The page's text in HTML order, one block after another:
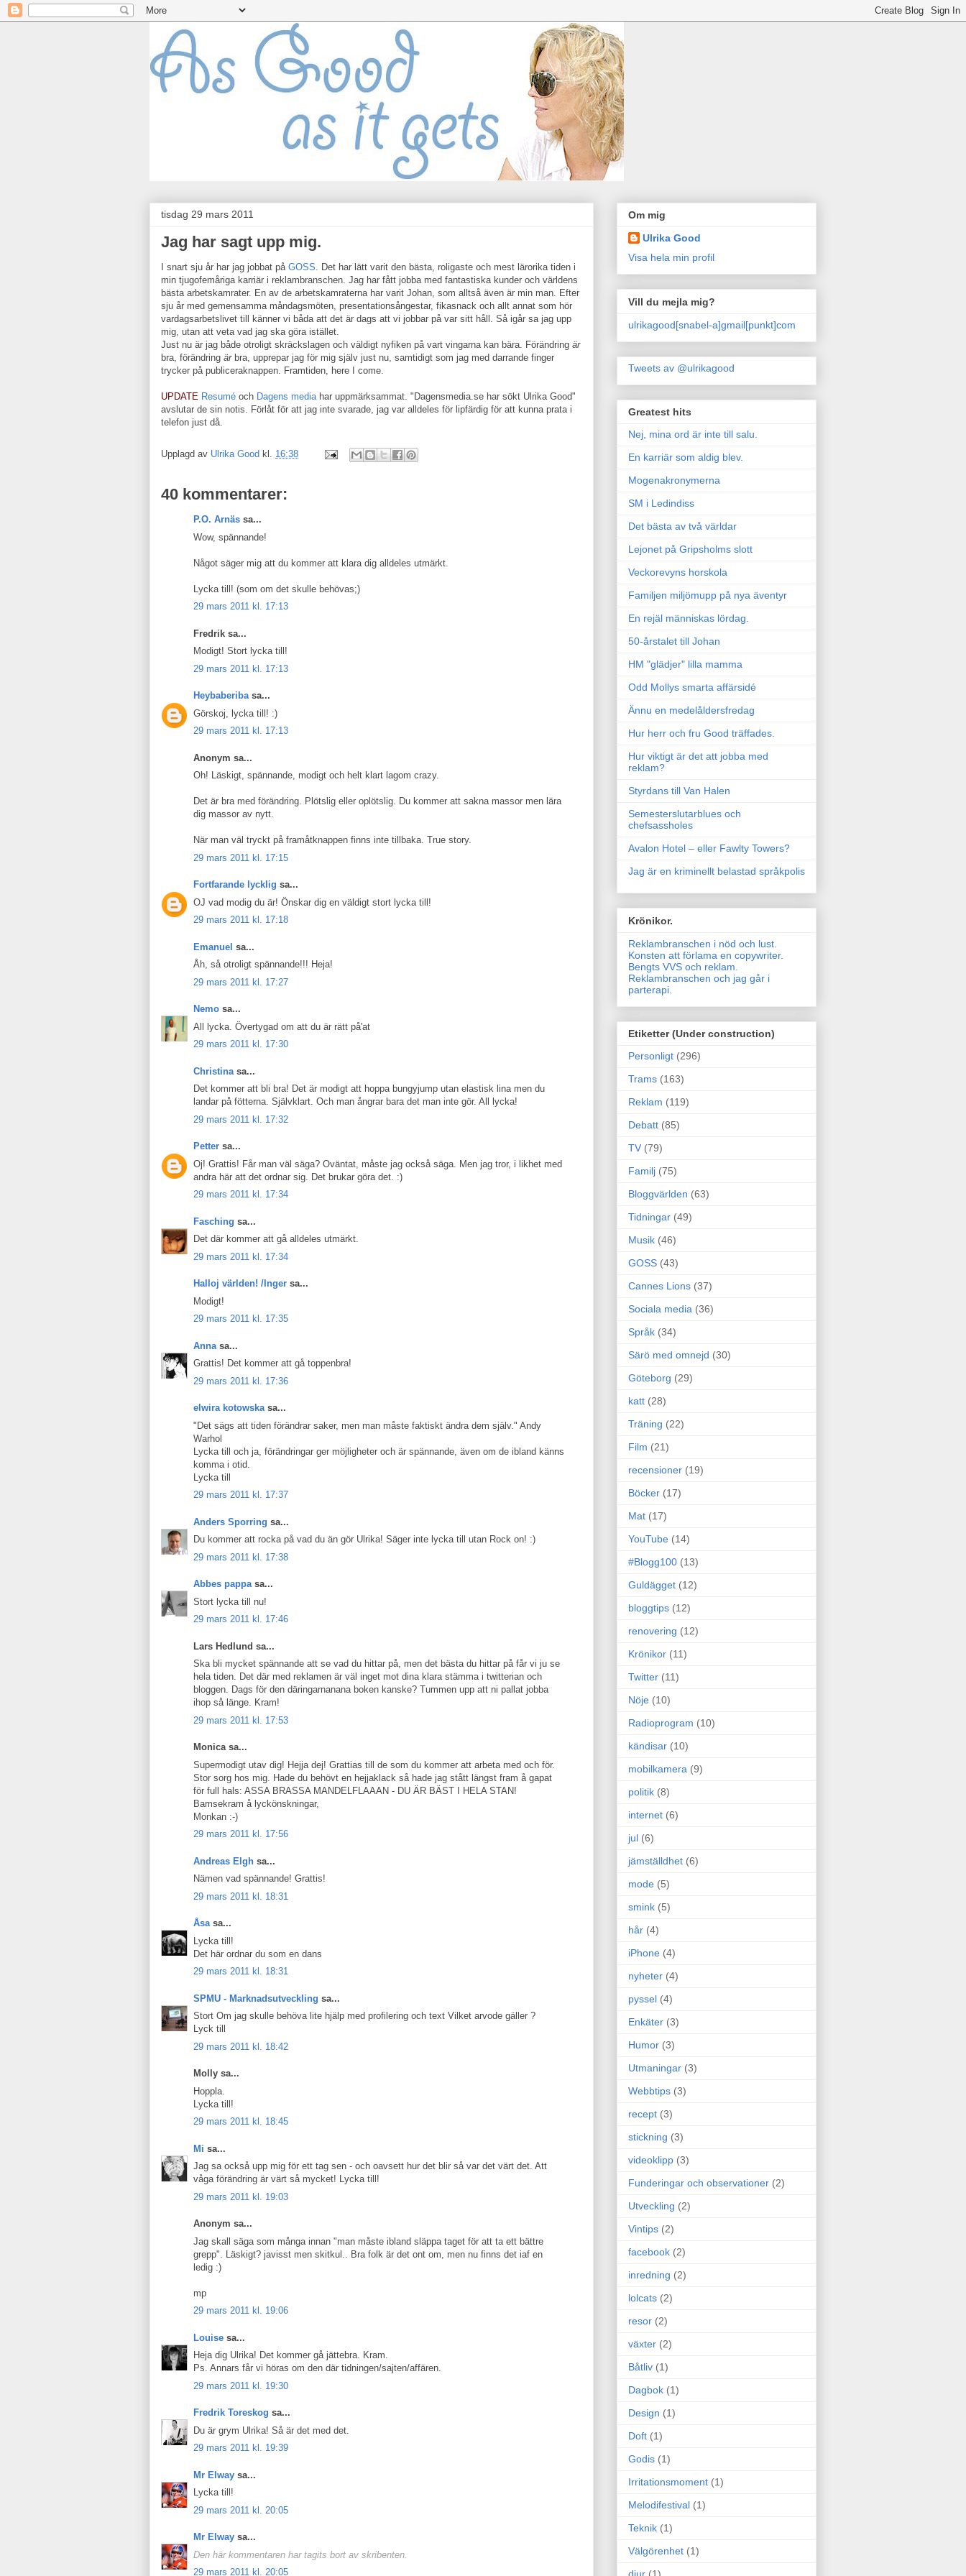
tisdag 29 mars 2011
Jag har sagt upp mig.
I snart sju år har jag jobbat på GOSS. Det har lätt varit den bästa, roligaste och mest lärorika tiden i
min tjugofemåriga karriär i reklambranschen. Jag har fått jobba med fantastiska kunder och världens
bästa arbetskamrater. En av de arbetskamraterna har varit Johan, som alltså även är min man. Efter
sju år med gemensamma måndagsmöten, presentationsångestar, fikasnack och allt annat som hör
vardagsarbetslivet till känner vi båda att det är dags att vi jobbar på var sitt håll. Så igår sa jag upp
mig, utan att veta vad jag ska göra istället.
Just nu är jag både otroligt skräckslagen och väldigt nyfiken på vart vingarna kan bära. Förändring är
bra, förändring ärbra, upprepar jag för mig själv just nu, samtidigt som jag med darrande finger
trycker på publiceraknappen. Framtiden, here I come.
UPDATE Resumé och Dagens mediahar uppmärksammat. "Dagensmedia.se har sökt Ulrika Good"
avslutar de sin notis. Förlåt för att jag inte svarade, jag var alldeles för lipfärdig för att kunna prata i
telefon just då.
Upplagd av Ulrika Good kl. 16:38
40 kommentarer:
P.O. Arnäs sa...
Wow, spännande!
Något säger mig att du kommer att klara dig alldeles utmärkt.
Lycka till! (som om det skulle behövas;)
29 mars 2011 kl. 17:13
Fredrik sa...
Modigt! Stort lycka till!
29 mars 2011 kl. 17:13
Heybaberibasa...
Görskoj, lycka till! :)
29 mars 2011 kl. 17:13
Anonym sa...
Oh! Läskigt, spännande, modigt och helt klart lagom crazy.
Det är bra med förändring. Plötslig eller oplötslig. Du kommer att sakna massor men lära
dig massor av nytt.
När man väl tryckt på framåtknappen finns inte tillbaka. True story.
29 mars 2011 kl. 17:15
Fortfarande lycklig sa...
OJ vad modig du är! Önskar dig en väldigt stort lycka till!
29 mars 2011 kl. 17:18
Emanuel sa...
Åh, så otroligt spännande!!! Heja!
29 mars 2011 kl. 17:27
Nemo sa...
All lycka. Övertygad om att du är rätt på'at
29 mars 2011 kl. 17:30
Christina sa...
Det kommer att bli bra! Det är modigt att hoppa bungyjump utan elastisk lina men du
landar på fötterna. Självklart. Och man ångrar bara det man inte gör. All lycka!
29 mars 2011 kl. 17:32
Petter sa...
Oj! Grattis! Får man väl säga? Oväntat, måste jag också säga. Men jag tror, i likhet med
andra här att det ordnar sig. Det brukar göra det. :)
29 mars 2011 kl. 17:34
Fasching sa...
Det där kommer att gå alldeles utmärkt.
29 mars 2011 kl. 17:34
Halloj världen! /Inger sa...
Modigt!
29 mars 2011 kl. 17:35
Anna sa...
Grattis! Det kommer att gå toppenbra!
29 mars 2011 kl. 17:36
elwira kotowskasa...
"Det sägs att tiden förändrar saker, men man måste faktiskt ändra dem själv." Andy
Warhol
Lycka till och ja, förändringar ger möjligheter och är spännande, även om de ibland känns
komma i otid.
Lycka till
29 mars 2011 kl. 17:37
Anders Sporring sa...
Du kommer att rocka på vad du än gör Ulrika! Säger inte lycka till utan Rock on! :)
29 mars 2011 kl. 17:38
Abbes pappasa...
Stort lycka till nu!
29 mars 2011 kl. 17:46
Lars Hedlund sa...
Ska bli mycket spännande att se vad du hittar på, men det bästa du hittar på får vi ju se
hela tiden. Det där med reklamen är väl inget mot dina klara stämma i twitterian och
bloggen. Dags för den däringarnanana boken kanske? Tummen upp att ni pallat jobba
ihop så länge. Kram!
29 mars 2011 kl. 17:53
Monica sa...
Supermodigt utav dig! Hejja dej! Grattias till de som du kommer att arbeta med och för.
Stor sorg hos mig. Hade du behövt en hejjaklack så hade jag stått längst fram å gapat
för full hals: ASSA BRASSA MANDELFLAAAN - DU ÄR BÄST I HELA STAN!
Bamsekram å lyckönskningar,
Monkan :-)
29 mars 2011 kl. 17:56
Andreas Elgh sa...
Nämen vad spännande! Grattis!
29 mars 2011 kl. 18:31
Åsasa...
Lycka till!
Det här ordnar du som en dans
29 mars 2011 kl. 18:31
SPMU - Marknadsutveckling sa...
Stort Om jag skulle behöva lite hjälp med profilering och text Vilket arvode gäller ?
Lyck till
29 mars 2011 kl. 18:42
Molly sa...
Hoppla.
Lycka till!
29 mars 2011 kl. 18:45
Mi sa...
Jag sa också upp mig för ett tag sen - och oavsett hur det blir så var det värt det. Att
våga förändring är värt så mycket! Lycka till!
29 mars 2011 kl. 19:03
Anonym sa...
Jag skall säga som många innan "man måste ibland släppa taget för att ta ett bättre
grepp". Läskigt? javisst men skitkul.. Bra folk är det ont om, men nu finns det iaf en
ledig :)
mp
29 mars 2011 kl. 19:06
Louise sa...
Heja dig Ulrika! Det kommer gå jättebra. Kram.
Ps. Annars får vi höras om den där tidningen/sajten/affären.
29 mars 2011 kl. 19:30
Fredrik Toreskog sa...
Du är grym Ulrika! Så är det med det.
29 mars 2011 kl. 19:39
Mr Elway sa...
Lycka till!
29 mars 2011 kl. 20:05
Mr Elway sa...
Den här kommentaren har tagits bort av skribenten.
29 mars 2011 kl. 20:05
Om mig
Ulrika Good
Visa hela min profil
Vill du mejla mig?
ulrikagood[snabel-a]gmail[punkt]com
Tweets av @ulrikagood
Greatest hits
Nej, mina ord är inte till salu.
En karriär som aldig blev.
Mogenakronymerna
SM i Ledindiss
Det bästa av två världar
Lejonet på Gripsholms slott
Veckorevyns horskola
Familjen miljömupp på nya äventyr
En rejäl människas lördag.
50-årstalet till Johan
HM "glädjer" lilla mamma
Odd Mollys smarta affärsidé
Ännu en medelåldersfredag
Hur herr och fru Good träffades.
Hur viktigt är det att jobba med
reklam?
Styrdans till Van Halen
Semesterslutarblues och
chefsassholes
Avalon Hotel – eller Fawlty Towers?
Jag är en kriminellt belastad språkpolis
Krönikor.
Reklambranschen i nöd och lust.
Konsten att förlama en copywriter.
Bengts VVS och reklam.
Reklambranschen och jag går i
parterapi.
Etiketter (Under construction)
Personligt (296)
Trams (163)
Reklam (119)
Debatt (85)
TV (79)
Familj (75)
Bloggvärlden (63)
Tidningar (49)
Musik (46)
GOSS (43)
Cannes Lions (37)
Sociala media (36)
Språk (34)
Särö med omnejd (30)
Göteborg (29)
katt (28)
Träning (22)
Film (21)
recensioner (19)
Böcker (17)
Mat (17)
YouTube (14)
#Blogg100 (13)
Guldägget (12)
bloggtips (12)
renovering (12)
Krönikor (11)
Twitter (11)
Nöje (10)
Radioprogram (10)
kändisar (10)
mobilkamera (9)
politik (8)
internet (6)
jul (6)
jämställdhet (6)
mode (5)
smink (5)
hår (4)
iPhone (4)
nyheter (4)
pyssel (4)
Enkäter (3)
Humor (3)
Utmaningar (3)
Webbtips (3)
recept (3)
stickning (3)
videoklipp (3)
Funderingar och observationer (2)
Utveckling (2)
Vintips (2)
facebook (2)
inredning (2)
lolcats (2)
resor (2)
växter (2)
Båtliv (1)
Dagbok (1)
Design (1)
Doft (1)
Godis (1)
Irritationsmoment (1)
Melodifestival (1)
Teknik (1)
Välgörenhet (1)